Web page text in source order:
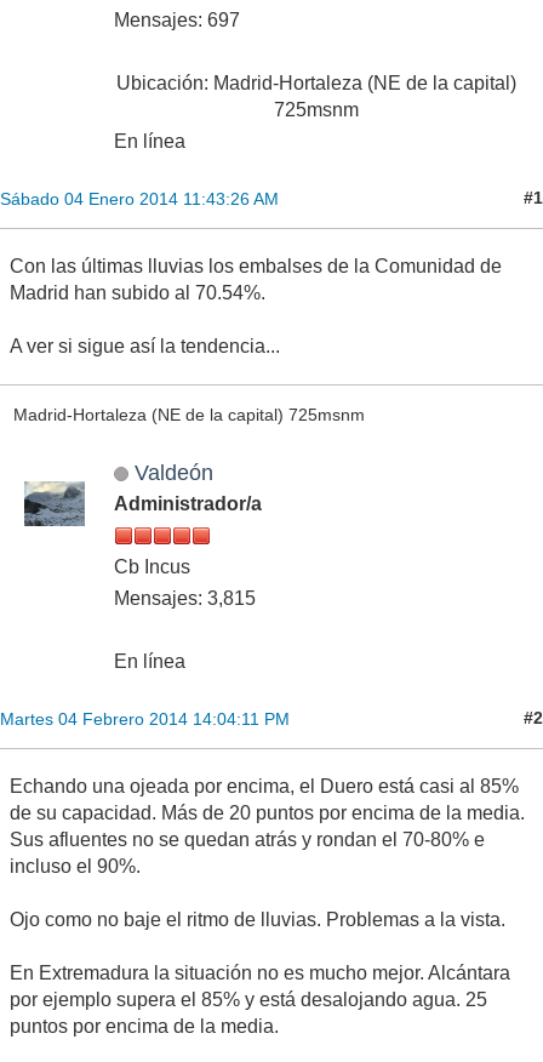
Mensajes: 697
Ubicación: Madrid-Hortaleza (NE de la capital)
725msnm
En línea
Sábado 04 Enero 2014 11:43:26 AM #1
Con las últimas lluvias los embalses de la Comunidad de
Madrid han subido al 70.54%.
A ver si sigue así la tendencia...
Madrid-Hortaleza (NE de la capital) 725msnm
Valdeón
Administrador/a
Cb Incus
Mensajes: 3,815
En línea
Martes 04 Febrero 2014 14:04:11 PM #2
Echando una ojeada por encima, el Duero está casi al 85%
de su capacidad. Más de 20 puntos por encima de la media.
Sus afluentes no se quedan atrás y rondan el 70-80% e
incluso el 90%.
Ojo como no baje el ritmo de lluvias. Problemas a la vista.
En Extremadura la situación no es mucho mejor. Alcántara
por ejemplo supera el 85% y está desalojando agua. 25
puntos por encima de la media.